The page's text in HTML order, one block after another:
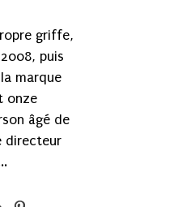
griffe,
puis
marque
onze
âgé de
directeur